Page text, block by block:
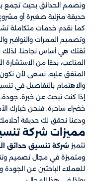
ونصمم الحدائق بحيث تجمع
حديقة منزلية صغيرة أو
كما نقدم خدمات متكاملة
وتصميم الممرات والنوافير
ثقتك هي أساس نجاحنا، لذلك
المتاعب، بدءًا من
المتفق عليه. نسعى لأن نكون
والاهتمام بالتفاصيل في
إذا كنت تبحث عن خبرة،
خضراء ساحرة، فنحن خيارك
ودعنا نحقق لك حديقة
مميزات شركة
تتميز شركة تنسيق حدائق
ومتميزة في مجال تصميم
للعملاء الباحثين عن الجودة